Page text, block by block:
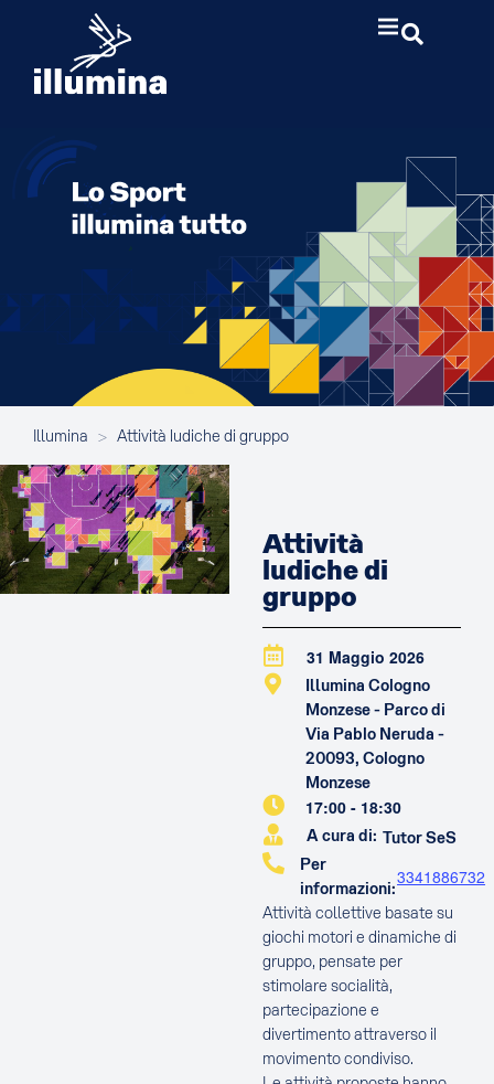
Illumina > Attività ludiche di gruppo
Attività
ludiche di
gruppo
31 Maggio 2026
Illumina Cologno
Monzese - Parco di
Via Pablo Neruda -
20093, Cologno
Monzese
17:00 - 18:30
A cura di: Tutor SeS
Per
informazioni:
3341886732
Attività collettive basate su
giochi motori e dinamiche di
gruppo, pensate per
stimolare socialità,
partecipazione e
divertimento attraverso il
movimento condiviso.